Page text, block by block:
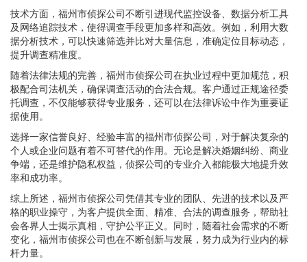
技术方面，福州市侦探公司不断引进现代监控设备、数据分析工具
及网络追踪技术，使得调查手段更加多样和高效。例如，利用大数
据分析技术，可以快速筛选并比对大量信息，准确定位目标动态，
提升调查精准度。
随着法律法规的完善，福州市侦探公司在执业过程中更加规范，积
极配合司法机关，确保调查活动的合法合规。客户通过正规途径委
托调查，不仅能够获得专业服务，还可以在法律诉讼中作为重要证
据使用。
选择一家信誉良好、经验丰富的福州市侦探公司，对于解决复杂的
个人或企业问题有着不可替代的作用。无论是解决婚姻纠纷、商业
争端，还是维护隐私权益，侦探公司的专业介入都能极大地提升效
率和成功率。
综上所述，福州市侦探公司凭借其专业的团队、先进的技术以及严
格的职业操守，为客户提供全面、精准、合法的调查服务，帮助社
会各界人士揭示真相，守护公平正义。同时，随着社会需求的不断
变化，福州市侦探公司也在不断创新与发展，努力成为行业内的标
杆力量。